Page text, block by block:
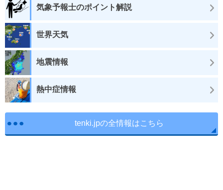
気象予報士のポイント解説
世界天気
地震情報
熱中症情報
tenki.jpの全情報はこちら